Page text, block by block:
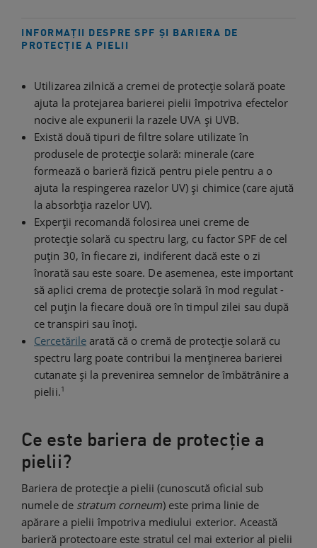
INFORMAȚII DESPRE SPF ȘI BARIERA DE
PROTECȚIE A PIELII
Utilizarea zilnică a cremei de protecție solară poate
ajuta la protejarea barierei pielii împotriva efectelor
nocive ale expunerii la razele UVA și UVB.
Există două tipuri de filtre solare utilizate în
produsele de protecție solară: minerale (care
formează o barieră fizică pentru piele pentru a o
ajuta la respingerea razelor UV) și chimice (care ajută
la absorbția razelor UV).
Experții recomandă folosirea unei creme de
protecție solară cu spectru larg, cu factor SPF de cel
puțin 30, în fiecare zi, indiferent dacă este o zi
înorată sau este soare. De asemenea, este important
să aplici crema de protecție solară în mod regulat -
cel puțin la fiecare două ore în timpul zilei sau după
ce transpiri sau înoți.
Cercetările arată că o cremă de protecție solară cu
spectru larg poate contribui la menținerea barierei
cutanate și la prevenirea semnelor de îmbătrânire a
pielii.1
Ce este bariera de protecție a
pielii?
Bariera de protecție a pielii (cunoscută oficial sub
numele de stratum corneum) este prima linie de
apărare a pielii împotriva mediului exterior. Această
barieră protectoare este stratul cel mai exterior al pielii